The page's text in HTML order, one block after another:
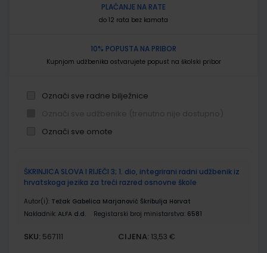
PLAĆANJE NA RATE
do 12 rata bez kamata
10% POPUSTA NA PRIBOR
Kupnjom udžbenika ostvarujete popust na školski pribor
Označi sve radne bilježnice
Označi sve omote
proizvodi
ŠKRINJICA SLOVA I RIJEČI 3; 1. dio, integrirani radni udžbenik iz
hrvatskoga jezika za treći razred osnovne škole
Autor(i): Težak Gabelica Marjanović Škribulja Horvat
Nakladnik: ALFA d.d. Registarski broj ministarstva: 6581
SKU: 567111 CIJENA: 13,53 €